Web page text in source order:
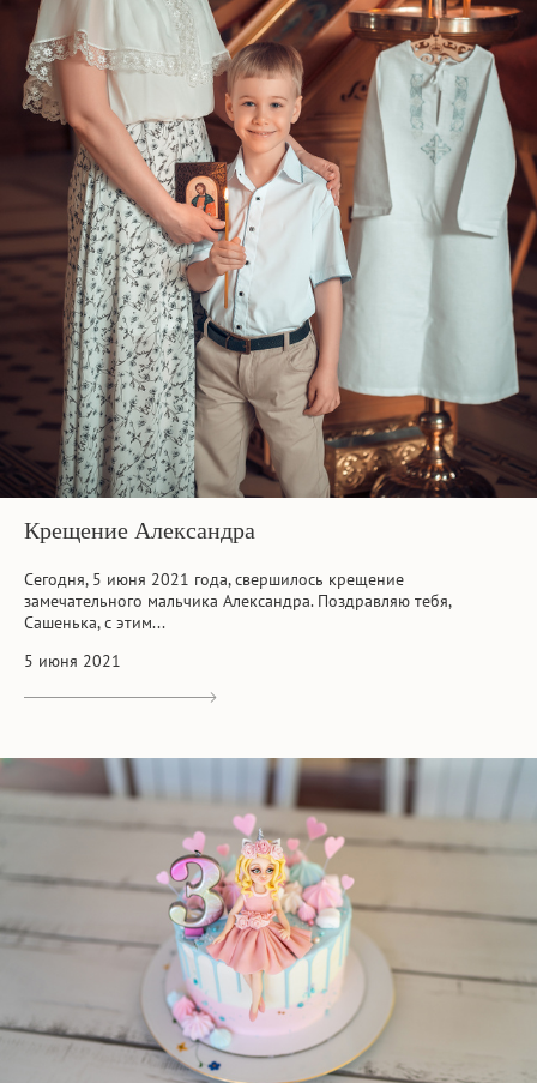
Крещение Александра
Сегодня, 5 июня 2021 года, свершилось крещение
замечательного мальчика Александра. Поздравляю тебя,
Сашенька, с этим...
5 июня 2021